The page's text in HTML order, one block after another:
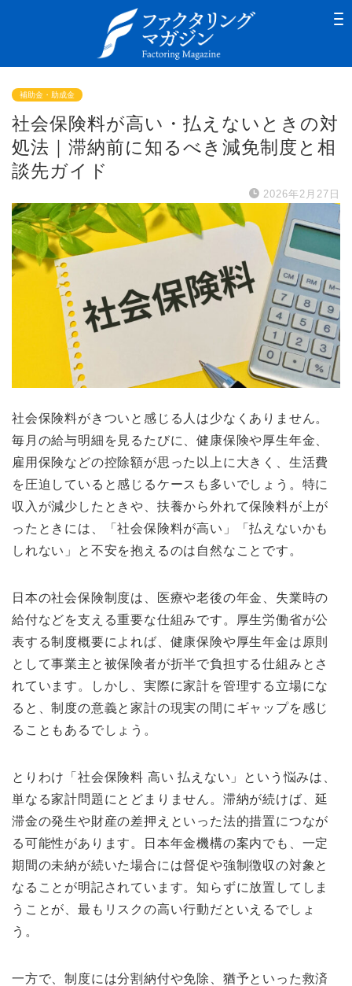
補助金・助成金
社会保険料が高い・払えないときの対
処法｜滞納前に知るべき減免制度と相
談先ガイド
2026年2月27日
社会保険料がきついと感じる人は少なくありません。
毎月の給与明細を見るたびに、健康保険や厚生年金、
雇用保険などの控除額が思った以上に大きく、生活費
を圧迫していると感じるケースも多いでしょう。特に
収入が減少したときや、扶養から外れて保険料が上が
ったときには、「社会保険料が高い」「払えないかも
しれない」と不安を抱えるのは自然なことです。
日本の社会保険制度は、医療や老後の年金、失業時の
給付などを支える重要な仕組みです。厚生労働省が公
表する制度概要によれば、健康保険や厚生年金は原則
として事業主と被保険者が折半で負担する仕組みとさ
れています。しかし、実際に家計を管理する立場にな
ると、制度の意義と家計の現実の間にギャップを感じ
ることもあるでしょう。
とりわけ「社会保険料 高い 払えない」という悩みは、
単なる家計問題にとどまりません。滞納が続けば、延
滞金の発生や財産の差押えといった法的措置につなが
る可能性があります。日本年金機構の案内でも、一定
期間の未納が続いた場合には督促や強制徴収の対象と
なることが明記されています。知らずに放置してしま
うことが、最もリスクの高い行動だといえるでしょ
う。
一方で、制度には分割納付や免除、猶予といった救済